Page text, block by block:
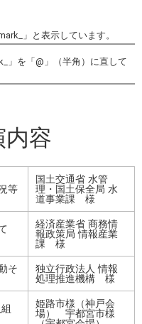
」と表示しています。
」を「@」（半角）に直して
内容
等
国土交通省 水管
理・国土保全局 水
道事業課 様
経済産業省 商務情
報政策局 情報産業
課 様
そ
独立行政法人 情報
処理推進機構 様
姫路市様（神戸会
場） 宇都宮市様